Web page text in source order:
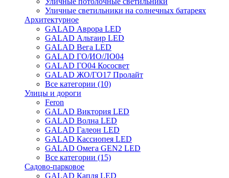
Уличные светильники на солнечных батареях
Архитектурное
GALAD Аврора LED
GALAD Альтаир LED
GALAD Вега LED
GALAD ГО/ИО/ЛО04
GALAD ГО04 Кососвет
GALAD ЖО/ГО17 Пролайт
Все категории (10)
Улицы и дороги
Feron
GALAD Виктория LED
GALAD Волна LED
GALAD Галеон LED
GALAD Кассиопея LED
GALAD Омега GEN2 LED
Все категории (15)
Садово-парковое
GALAD Капля LED